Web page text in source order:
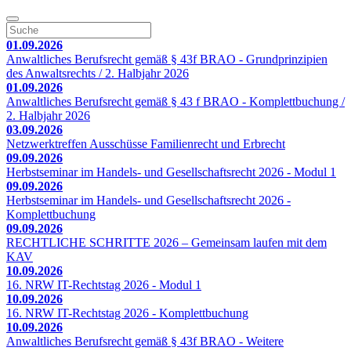
01.09.2026
Anwaltliches Berufsrecht gemäß § 43f BRAO - Grundprinzipien
des Anwaltsrechts / 2. Halbjahr 2026
01.09.2026
Anwaltliches Berufsrecht gemäß § 43 f BRAO - Komplettbuchung /
2. Halbjahr 2026
03.09.2026
Netzwerktreffen Ausschüsse Familienrecht und Erbrecht
09.09.2026
Herbstseminar im Handels- und Gesellschaftsrecht 2026 - Modul 1
09.09.2026
Herbstseminar im Handels- und Gesellschaftsrecht 2026 -
Komplettbuchung
09.09.2026
RECHTLICHE SCHRITTE 2026 – Gemeinsam laufen mit dem
KAV
10.09.2026
16. NRW IT-Rechtstag 2026 - Modul 1
10.09.2026
16. NRW IT-Rechtstag 2026 - Komplettbuchung
10.09.2026
Anwaltliches Berufsrecht gemäß § 43f BRAO - Weitere